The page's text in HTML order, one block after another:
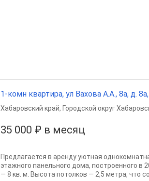
1-комн квартира, ул Вахова А.А., 8а, д.
35 000 ₽ в месяц
Хабаровский край, Городской округ
Предлагается в аренду уютная
этажного панельного дома, построенного в
— 8 кв. м. Высота потолков — 2,5 метра, что